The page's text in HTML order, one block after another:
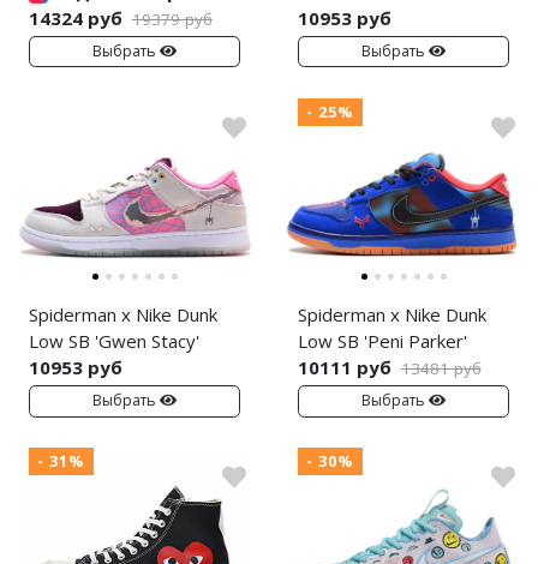
14324 руб 19379 руб
Выбрать
10953 руб
Выбрать
Spiderman x Nike Dunk
Low SB 'Gwen Stacy'
10953 руб
Выбрать
- 25%
Spiderman x Nike Dunk
Low SB 'Peni Parker'
10111 руб 13481 руб
Выбрать
- 31% - 30%